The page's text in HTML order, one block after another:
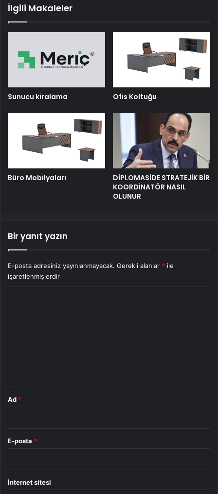
İlgili Makaleler
Sunucu kiralama Ofis Koltuğu
Büro Mobilyaları
DİPLOMASİDE STRATEJİK BİR
KOORDİNATÖR NASIL
OLUNUR
Bir yanıt yazın
E-posta adresiniz yayınlanmayacak. Gerekli alanlar * ile
işaretlenmişlerdir
Ad *
E-posta *
İnternet sitesi